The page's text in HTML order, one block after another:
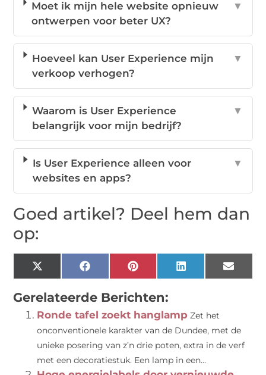
Moet ik mijn hele website opnieuw
ontwerpen voor beter UX?
▼
Hoeveel kan User Experience mijn
verkoop verhogen?
▼
Waarom is User Experience
belangrijk voor mijn bedrijf?
▼
Is User Experience alleen voor
websites en apps?
▼
Goed artikel? Deel hem dan
op:
X
(Twitter)
FacebookPinterestLinkedIn Email
Gerelateerde Berichten:
Ronde tafel zoekt hanglamp Zet het
onconventionele karakter van de Dundee, met de
unieke posering van z’n drie poten, extra in de verf
met een decoratiestuk. Een lamp in een...